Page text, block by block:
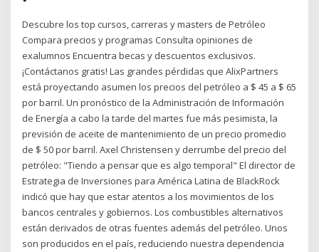
Descubre los top cursos, carreras y masters de Petróleo
Compara precios y programas Consulta opiniones de
exalumnos Encuentra becas y descuentos exclusivos.
¡Contáctanos gratis! Las grandes pérdidas que AlixPartners
está proyectando asumen los precios del petróleo a $ 45 a $ 65
por barril. Un pronóstico de la Administración de Información
de Energía a cabo la tarde del martes fue más pesimista, la
previsión de aceite de mantenimiento de un precio promedio
de $ 50 por barril. Axel Christensen y derrumbe del precio del
petróleo: "Tiendo a pensar que es algo temporal" El director de
Estrategia de Inversiones para América Latina de BlackRock
indicó que hay que estar atentos a los movimientos de los
bancos centrales y gobiernos. Los combustibles alternativos
están derivados de otras fuentes además del petróleo. Unos
son producidos en el país, reduciendo nuestra dependencia